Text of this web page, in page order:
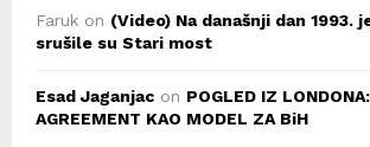
Faruk on (Video) Na današnji dan 1993.
srušile su Stari most
Esad Jaganjac on POGLED IZ
AGREEMENT KAO MODEL ZA BiH